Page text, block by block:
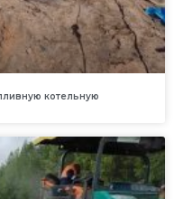
котельную